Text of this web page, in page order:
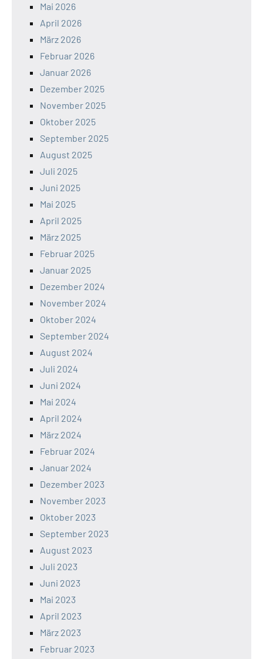
Mai 2026
April 2026
März 2026
Februar 2026
Januar 2026
Dezember 2025
November 2025
Oktober 2025
September 2025
August 2025
Juli 2025
Juni 2025
Mai 2025
April 2025
März 2025
Februar 2025
Januar 2025
Dezember 2024
November 2024
Oktober 2024
September 2024
August 2024
Juli 2024
Juni 2024
Mai 2024
April 2024
März 2024
Februar 2024
Januar 2024
Dezember 2023
November 2023
Oktober 2023
September 2023
August 2023
Juli 2023
Juni 2023
Mai 2023
April 2023
März 2023
Februar 2023